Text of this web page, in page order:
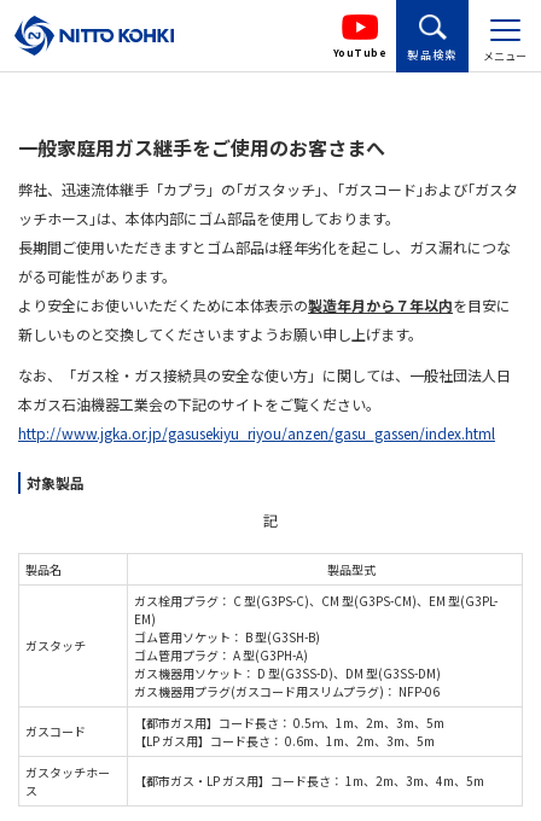
YouTube 製品検索 メニュー
一般家庭用ガス継手をご使用のお客さまへ
弊社、迅速流体継手「カプラ」の｢ガスタッチ｣、｢ガスコード｣および｢ガスタ
ッチホース｣は、本体内部にゴム部品を使用しております。
長期間ご使用いただきますとゴム部品は経年劣化を起こし、ガス漏れにつな
がる可能性があります。
より安全にお使いいただくために本体表示の製造年月から７年以内を目安に
新しいものと交換してくださいますようお願い申し上げます。
なお、「ガス栓・ガス接続具の安全な使い方」に関しては、一般社団法人日
本ガス石油機器工業会の下記のサイトをご覧ください。
http://www.jgka.or.jp/gasusekiyu_riyou/anzen/gasu_gassen/index.html
対象製品
記
製品名 製品型式
ガスタッチ
ガス栓用プラグ： C 型(G3PS-C)、CM 型(G3PS-CM)、EM 型(G3PL-
EM)
ゴム管用ソケット： B 型(G3SH-B)
ゴム管用プラグ： A 型(G3PH-A)
ガス機器用ソケット： D 型(G3SS-D)、DM 型(G3SS-DM)
ガス機器用プラグ(ガスコード用スリムプラグ)： NFP-06
ガスコード
【都市ガス用】コード長さ： 0.5ｍ、1m、2m、3m、5m
【LP ガス用】コード長さ： 0.6m、1m、2m、3m、5m
ガスタッチホー
ス
【都市ガス・LP ガス用】コード長さ： 1m、2m、3m、4m、5m